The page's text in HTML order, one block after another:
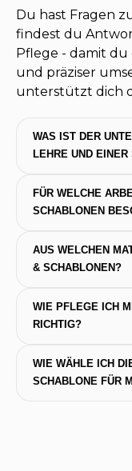
Du hast Fragen
findest du
Pflege - damit
und präziser
unterstützt dich
WAS IST DER
LEHRE UND
FÜR WELCHE
SCHABLONEN
AUS WELCHEN
& SCHABLONEN?
WIE PFLEGE ICH
RICHTIG?
WIE WÄHLE ICH
SCHABLONE FÜR